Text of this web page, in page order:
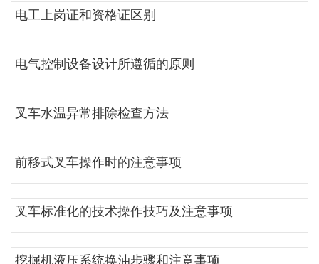
电工上岗证和资格证区别
电气控制设备设计所遵循的原则
叉车水温异常排除检查方法
前移式叉车操作时的注意事项
叉车标准化的技术操作技巧及注意事项
挖掘机液压系统换油步骤和注意事项